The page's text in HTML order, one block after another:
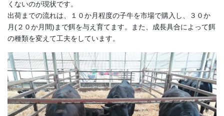
くないのが現状です。
出荷までの流れは、１０か月程度の子牛を市場で購入し、３０か
月(２０か月間)まで餌を与え育てます。また、成長具合によって餌
の種類を変えて工夫をしています。